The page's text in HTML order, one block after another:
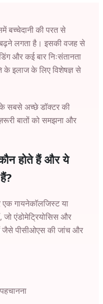
बच्चेदानी की परत से
बढ़ने लगता है। इसकी वजह से
और कई बार निःसंतानता
के इलाज के लिए विशेषज्ञ से
सबसे अच्छे डॉक्टर की
बातों को समझना और
होते हैं और ये
एक गायनेकॉलजिस्ट या
जो एंडोमेट्रियोसिस और
जैसे पीसीओएस की जांच और